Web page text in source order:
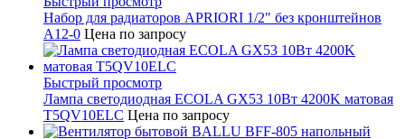
Набор для радиаторов APRIORI 1/2" без кронштейнов
A12-0 Цена по запросу
Быстрый просмотр
Лампа светодиодная ECOLA GX53 10Вт 4200K матовая
T5QV10ELC Цена по запросу